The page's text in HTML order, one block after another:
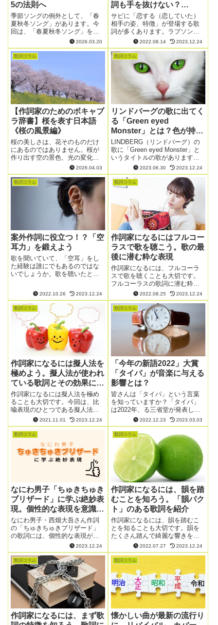
5の法則へ
季節ソングの例外として、「春
夏秋冬ソング」があります。今
回は、「春夏秋冬ソング」を書
く際のポイントについてお伝え
します。
2026.03.20
詞も手を抜けない？
TikTokが広げた音楽の楽
しみ方
サビに「恋する（恋していた）
相手の姿、特徴」が登場する歌
詞が多くあります。ラブソング
の歌詞で相手の姿を描写するメ
リットについて見ていきましょ
う。
2022.08.14 2023.12.24
歌詞コラム
【作詞家のためのボキャブ
ラ辞書】桜を表す日本語
《桜の風景編》
桜の美しさは、花そのものだけ
にあるのではありません。桜が
作り出す空の景色、光の変化、
風との語らい——そうした桜を
とりまく風景を表現する言葉
が、日本語にはたくさん存在し
ます。情景を歌詞に描き込むと
き、これらの言葉はひとつで一
枚の絵を描いてくれ...
2026.04.03
歌詞コラム
リンドバーグの歌に出てく
る「Green eyed
Monster」とは？色が持つ
色々な意味
LINDBERG（リンドバーグ）の
歌に「Green eyed Monster」と
いうタイトルの歌があります。
この「Green eyed Monster」
は、いったいどんな意味を持つ
のでしょうか。
2023.06.30 2023.12.24
歌詞コラム
案外作詞に役立つ！？「空
耳力」を鍛えよう￼
歌を聞いていて、「空耳」をし
た経験は誰にでもあるのではな
いでしょうか。歌を聴いたとき
を聞いたときに本来の意味とは
違う意味に聞こえることを指し
ます。この「空耳」、実は作詞
に役立つかもしれません。
2022.10.26 2023.12.24
歌詞コラム
作詞家になるにはフルコー
ラスで歌を聴こう。歌の最
後に潜む粋な表現
作詞家になるには、フルコーラ
スで歌を聴くことも大切です。
フルコーラスの歌詞に潜む粋な
表現について見ていきましょ
う。
2022.08.25 2023.12.24
歌詞コラム
作詞家になるには擬人法を
極めよう。擬人法が使われ
ている歌詞とその効果につ
いて
作詞家になるには擬人法を極め
ることも大切です。今回は、比
喩表現のひとつである擬人法に
ついて見ていきましょう。
2021.11.01 2023.12.24
歌詞コラム
「今年の新語2022」大賞
「タイパ」が音楽に与える
影響とは？
皆さんは「タイパ」という言葉
を知っていますか？「タイパ」
は2022年、る三省堂が発表した
「今年の新語2022」の大賞に選
ばれ、近年注目を集めている言
葉です。音楽の聴き方とも関係
が深い「タイパ」。いったいど
のような意味で、音楽にはどの
ように影響するのでしょうか。
2022.12.23 2023.03.03
歌詞コラム
なにわ男子「ちゅきちゅき
ブリザード」に学ぶ絶妙表
現。個性的な表現を意識し
よう
なにわ男子・西畑大吾さん作詞
の「ちゅきちゅきブリザード」
の歌詞には、個性的な表現がい
くつも登場します。今回は、歌
詞における個性的な表現につい
て解説します。
2023.12.24
歌詞コラム
作詞家になるには、韻を踏
むことを知ろう。「韻パク
ト」のある歌詞を紹介
作詞家になるには、韻を踏むこ
とを知ることも大切です。韻を
たくさん踏んで綺麗な響きを生
んでいる「韻パクトのある」歌
を、最近のヒット曲を例に見て
いきましょう。
2022.07.27 2023.12.24
歌詞コラム
作詞家になるには、まず歌
歌詞コラム
懐かしい曲が最新の流行り